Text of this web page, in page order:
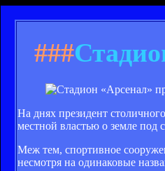
###
На днях президент
местной властью о земле под
Меж тем, спортивное
несмотря на одинаковые